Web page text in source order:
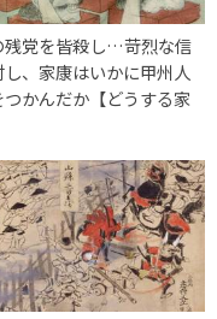
残党を皆殺し…苛烈な信
し、家康はいかに甲州人
つかんだか【どうする家